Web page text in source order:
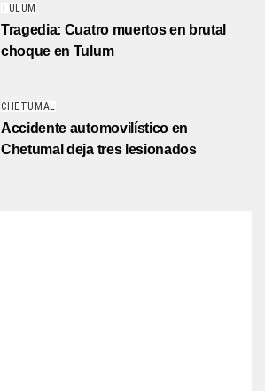
TULUM
Tragedia: Cuatro muertos en brutal
choque en Tulum
CHETUMAL
Accidente automovilístico en
Chetumal deja tres lesionados